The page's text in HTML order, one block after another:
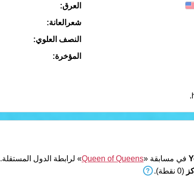
العرق:
شعرالعانة:
النصف العلوي:
المؤخرة:
في مسابقة «Queen of Queens» لرابطة الدول المستقلة.
(0 نقطة).